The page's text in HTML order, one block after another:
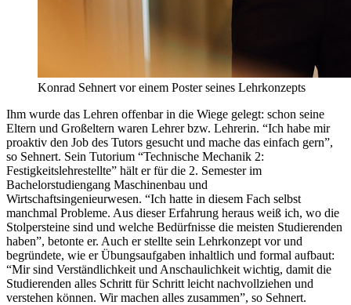
Konrad Sehnert vor einem Poster seines Lehrkonzepts
Ihm wurde das Lehren offenbar in die Wiege gelegt: schon seine
Eltern und Großeltern waren Lehrer bzw. Lehrerin. “Ich habe mir
proaktiv den Job des Tutors gesucht und mache das einfach gern”,
so Sehnert. Sein Tutorium “Technische Mechanik 2:
Festigkeitslehrestellte” hält er für die 2. Semester im
Bachelorstudiengang Maschinenbau und
Wirtschaftsingenieurwesen. “Ich hatte in diesem Fach selbst
manchmal Probleme. Aus dieser Erfahrung heraus weiß ich, wo die
Stolpersteine sind und welche Bedürfnisse die meisten Studierenden
haben”, betonte er. Auch er stellte sein Lehrkonzept vor und
begründete, wie er Übungsaufgaben inhaltlich und formal aufbaut:
“Mir sind Verständlichkeit und Anschaulichkeit wichtig, damit die
Studierenden alles Schritt für Schritt leicht nachvollziehen und
verstehen können. Wir machen alles zusammen”, so Sehnert.